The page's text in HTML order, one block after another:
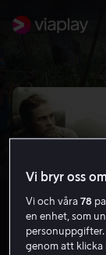
Vi bryr oss
Vi och våra78
en enhet, som
personuppgifter.
genom att klicka